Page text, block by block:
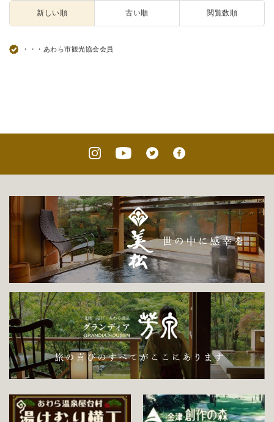
新しい順 古い順 閲覧数順
・・・あわら市観光協会会員